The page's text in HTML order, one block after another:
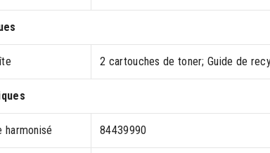
2 cartouches de toner; Guide de
harmonisé 84439990